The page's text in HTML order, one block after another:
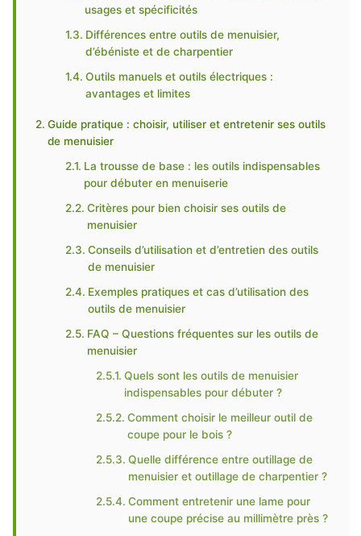
usages et spécificités
Différences entre outils de menuisier,
d’ébéniste et de charpentier
Outils manuels et outils électriques :
avantages et limites
Guide pratique : choisir, utiliser et entretenir ses outils
de menuisier
La trousse de base : les outils indispensables
pour débuter en menuiserie
Critères pour bien choisir ses outils de
menuisier
Conseils d’utilisation et d’entretien des outils
de menuisier
Exemples pratiques et cas d’utilisation des
outils de menuisier
FAQ – Questions fréquentes sur les outils de
menuisier
Quels sont les outils de menuisier
indispensables pour débuter ?
Comment choisir le meilleur outil de
coupe pour le bois ?
Quelle différence entre outillage de
menuisier et outillage de charpentier ?
Comment entretenir une lame pour
une coupe précise au millimètre près ?